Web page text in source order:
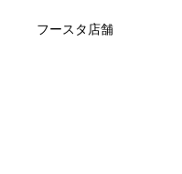
フースタ店舗